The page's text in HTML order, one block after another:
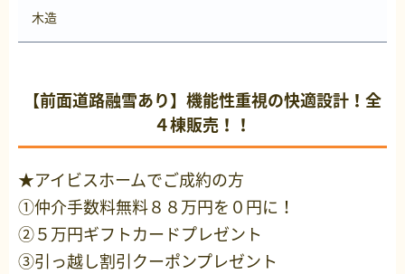
木造
【前面道路融雪あり】機能性重視の快適設計！全
４棟販売！！
★アイビスホームでご成約の方
①仲介手数料無料８８万円を０円に！
②５万円ギフトカードプレゼント
③引っ越し割引クーポンプレゼント